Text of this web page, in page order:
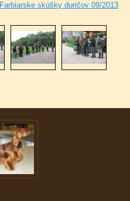
Farbiarske skúšky duričov 09/2013